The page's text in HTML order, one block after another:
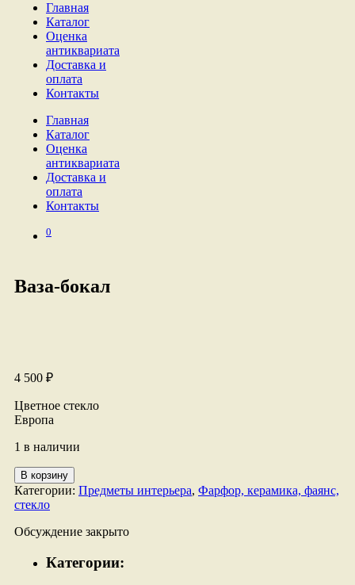
Главная
Каталог
Оценка
антиквариата
Доставка и
оплата
Контакты
Главная
Каталог
Оценка
антиквариата
Доставка и
оплата
Контакты
0
Ваза-бокал
4 500 ₽
Цветное стекло
Европа
1 в наличии
Количество
товара
Ваза-
В корзину
Категории: Предметы интерьера, Фарфор, керамика, фаянс,
стекло
Обсуждение закрыто
Категории: